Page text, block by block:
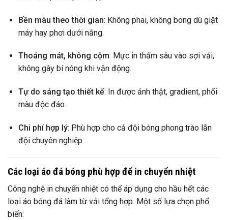
Bền màu theo thời gian: Không phai, không bong dù giặt
máy hay phơi dưới nắng.
Thoáng mát, không cộm: Mực in thấm sâu vào sợi vải,
không gây bí nóng khi vận động.
Tự do sáng tạo thiết kế: In được ảnh thật, gradient, phối
màu độc đáo.
Chi phí hợp lý: Phù hợp cho cả đội bóng phong trào lẫn
đội chuyên nghiệp.
Các loại áo đá bóng phù hợp để in chuyển nhiệt
Công nghệ in chuyển nhiệt có thể áp dụng cho hầu hết các
loại áo bóng đá làm từ vải tổng hợp. Một số lựa chọn phổ
biến: